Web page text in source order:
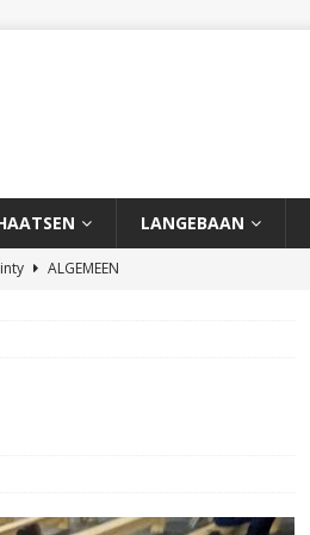
LANGEBAAN
ALGEMEEN
Sjors